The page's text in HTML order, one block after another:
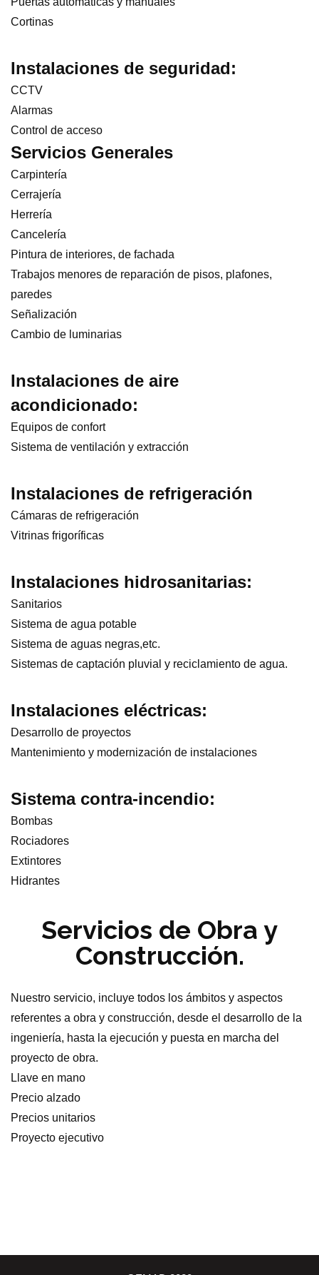
Cortinas
Instalaciones de seguridad:
CCTV
Alarmas
Control de acceso
Servicios Generales
Carpintería
Cerrajería
Herrería
Cancelería
Pintura de interiores, de fachada
Trabajos menores de reparación de pisos, plafones,
paredes
Señalización
Cambio de luminarias
Instalaciones de aire
acondicionado:
Equipos de confort
Sistema de ventilación y extracción
Instalaciones de refrigeración
Cámaras de refrigeración
Vitrinas frigoríficas
Instalaciones hidrosanitarias:
Sanitarios
Sistema de agua potable
Sistema de aguas negras,etc.
Sistemas de captación pluvial y reciclamiento de agua.
Instalaciones eléctricas:
Desarrollo de proyectos
Mantenimiento y modernización de instalaciones
Sistema contra-incendio:
Bombas
Rociadores
Extintores
Hidrantes
Servicios de Obra y
Construcción.
Nuestro servicio, incluye todos los ámbitos y aspectos
referentes a obra y construcción, desde el desarrollo de la
ingeniería, hasta la ejecución y puesta en marcha del
proyecto de obra.
Llave en mano
Precio alzado
Precios unitarios
Proyecto ejecutivo